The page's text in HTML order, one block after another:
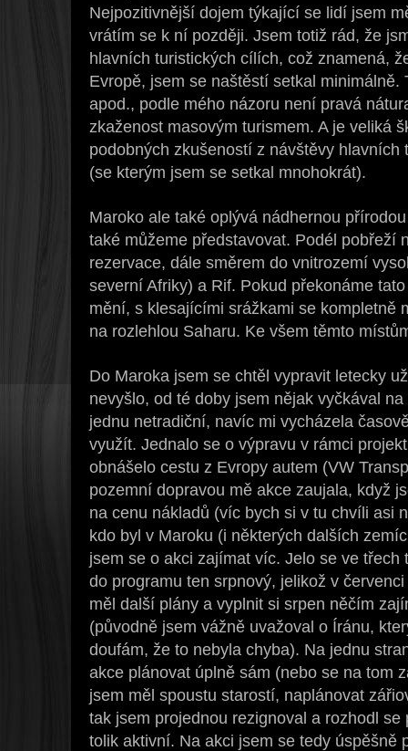
Nejpozitivnější dojem týkající se lidí jsem
vrátím se k ní později. Jsem totiž rád, že
hlavních turistických cílích, což znamená,
Evropě, jsem se naštěstí setkal
apod., podle mého názoru není pravá
zkaženost masovým turismem. A je veliká
podobných zkušeností z návštěvy
(se kterým jsem se setkal mnohokrát).
Maroko ale také oplývá nádhernou
také můžeme představovat. Podél pobřeží
rezervace, dále směrem do vnitrozemí
severní Afriky) a Rif. Pokud překonáme
mění, s klesajícími srážkami se kompletně
na rozlehlou Saharu. Ke všem těmto
Do Maroka jsem se chtěl vypravit letecky
nevyšlo, od té doby jsem nějak vyčkával
jednu netradiční, navíc mi vycházela
využít. Jednalo se o výpravu v rámci
obnášelo cestu z Evropy autem (VW
pozemní dopravou mě akce zaujala, když
na cenu nákladů (víc bych si v tu chvíli asi
kdo byl v Maroku (i některých dalších
jsem se o akci zajímat víc. Jelo se ve
do programu ten srpnový, jelikož v
měl další plány a vyplnit si srpen něčím
(původně jsem vážně uvažoval o Íránu,
doufám, že to nebyla chyba). Na jednu
akce plánovat úplně sám (nebo se na tom
jsem měl spoustu starostí, naplánovat
tak jsem projednou rezignoval a rozhodl
tolik aktivní. Na akci jsem se tedy úspěšně